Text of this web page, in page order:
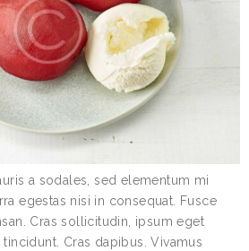
a sodales, sed elementum mi
egestas nisi in consequat. Fusce
Cras sollicitudin, ipsum eget
Cras dapibus. Vivamus